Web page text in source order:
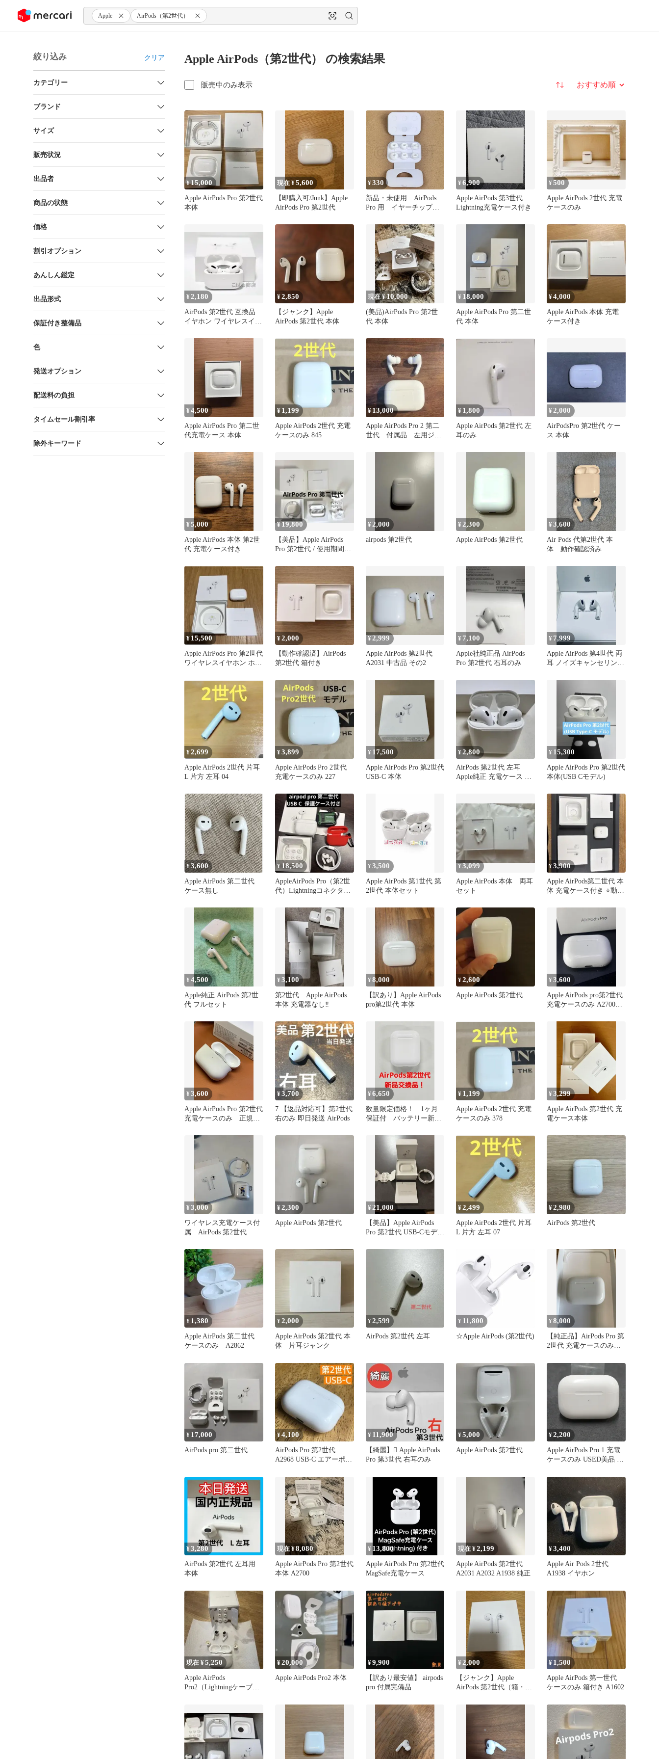
ツにスキップ Apple AirPods（第2世代）
絞り込み クリア
カテゴリー
ブランド
サイズ
販売状況
出品者
商品の状態
価格
割引オプション
あんしん鑑定
出品形式
保証付き整備品
色
発送オプション
配送料の負担
タイムセール割引率
除外キーワード
Apple AirPods（第2世代） の検索結果
販売中のみ表示 並び替え
¥15,000
Apple AirPods Pro 第2世代
本体
現在 ¥5,600
【即購入可/Junk】Apple
AirPods Pro 第2世代
¥330
新品・未使用 AirPods
Pro 用 イヤーチップ
（S/ M/ Lサイズ各1ペ
ア）第1世代/ 第2世代 対
応 エアーポッズ プロ
交換用 イヤーピース
完全フィット 滑り止
め 防塵 メンズ レデ
ィース（純正品質）
¥6,900
Apple AirPods 第3世代
Lightning充電ケース付き
¥500
Apple AirPods 2世代 充電
ケースのみ
¥2,180
AirPods 第2世代 互換品
イヤホン ワイヤレスイヤ
¥2,850
【ジャンク】Apple
AirPods 第2世代 本体
現在 ¥10,000
(美品)AirPods Pro 第2世
代 本体
¥ 18,000
Apple AirPods Pro 第二世
代 本体
¥4,000
Apple AirPods 本体 充電
ケース付き
¥4,500
Apple AirPods Pro 第二世
代充電ケース 本体
¥ 1,199
Apple AirPods 2世代 充電
ケースのみ 845
¥13,000
Apple AirPods Pro 2 第二
世代 付属品 左用ジャ
¥ 1,800
Apple AirPods 第2世代 左
耳のみ
¥ 2,000
AirPodsPro 第2世代 ケー
ス 本体
¥5,000
Apple AirPods 本体 第2世
代 充電ケース付き
¥19,800
【美品】Apple AirPods
Pro 第2世代 / 使用期間半
¥ 2,000
airpods 第2世代
¥ 2,300
Apple AirPods 第2世代
¥3,600
Air Pods 代第2世代 本
体 動作確認済み
¥15,500
Apple AirPods Pro 第2世代
ワイヤレスイヤホン ホワ
¥2,000
【動作確認済】AirPods
第2世代 箱付き
¥ 2,999
Apple AirPods 第2世代
A2031 中古品 その2
¥ 7,100
Apple社純正品 AirPods
Pro 第2世代 右耳のみ
¥ 7,999
Apple AirPods 第4世代 両
耳 ノイズキャンセリング
¥2,699
Apple AirPods 2世代 片耳
L 片方 左耳 04
¥3,899
Apple AirPods Pro 2世代
充電ケースのみ 227
¥ 17,500
Apple AirPods Pro 第2世代
USB-C 本体
¥2,800
AirPods 第2世代 左耳
Apple純正 充電ケース 片
¥ 15,300
Apple AirPods Pro 第2世代
本体(USB Cモデル)
¥3,600
Apple AirPods 第二世代
ケース無し
¥ 18,500
AppleAirPods Pro（第2世
代）Lightningコネクタカ
¥3,500
Apple AirPods 第1世代 第
2世代 本体セット
¥3,099
Apple AirPods 本体 両耳
セット
¥3,900
Apple AirPods第二世代 本
体 充電ケース付き ⭐️動作
¥4,500
Apple純正 AirPods 第2世
代 フルセット
¥3,100
第2世代 Apple AirPods
本体 充電器なし‼️
¥8,000
【訳あり】Apple AirPods
pro第2世代 本体
¥2,600
Apple AirPods 第2世代
¥3,600
Apple AirPods pro第2世代
充電ケースのみ A2700正
¥3,600
Apple AirPods Pro 第2世代
充電ケースのみ 正規
¥3,700
7 【返品対応可】第2世代
右のみ 即日発送 AirPods
¥6,650
数量限定価格！ 1ヶ月
保証付 バッテリー新
Apple
¥ 1,199
Apple AirPods 2世代 充電
ケースのみ 378
¥3,299
Apple AirPods 第2世代 充
電ケース本体
¥3,000
ワイヤレス充電ケース付
属 AirPods 第2世代
¥2,300
Apple AirPods 第2世代
¥ 21,000
【美品】Apple AirPods
Pro 第2世代 USB-Cモデル
¥2,499
Apple AirPods 2世代 片耳
L 片方 左耳 07
¥2,980
AirPods 第2世代
¥ 1,380
Apple AirPods 第二世代
ケースのみ A2862
¥2,000
Apple AirPods 第2世代 本
体 片耳ジャンク
¥2,599
AirPods 第2世代 左耳
¥ 11,800
☆Apple AirPods (第2世代)
¥8,000
【純正品】AirPods Pro 第
2世代 充電ケースのみ
¥ 17,000
AirPods pro 第二世代
¥4,100
AirPods Pro 第2世代
A2968 USB-C エアーポッ
¥ 11,900
【綺麗】 Apple AirPods
Pro 第3世代 右耳のみ
¥5,000
Apple AirPods 第2世代
¥2,200
Apple AirPods Pro 1 充電
ケースのみ USED美品 第
ポッズ プロ Qi
MWP22J/A A2190 純正 送
料無料 即日発送 V9156
¥3,280
AirPods 第2世代 左耳用
本体
現在 ¥8,080
Apple AirPods Pro 第2世代
本体 A2700
¥ 13,800
Apple AirPods Pro 第2世代
MagSafe充電ケース
現在 ¥2,199
Apple AirPods 第2世代
A2031 A2032 A1938 純正
¥3,400
Apple Air Pods 2世代
A1938 イヤホン
現在 ¥5,250
Apple AirPods
Pro2（Lightningケーブル
¥20,000
Apple AirPods Pro2 本体
¥9,900
【訳あり最安値】 airpods
pro 付属完備品
¥2,000
【ジャンク】Apple
AirPods 第2世代（箱・付
¥ 1,500
Apple AirPods 第一世代
ケースのみ 箱付き A1602